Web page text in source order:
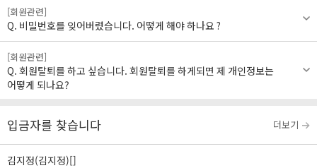
[회원관련]
비밀번호를 잊어버렸습니다. 어떻게 해야 하나요 ?
[회원관련]
회원탈퇴를 하고 싶습니다. 회원탈퇴를 하게되면 제 개인정보는
어떻게 되나요?
입금자를 찾습니다 더보기
김지정(김지정)[]